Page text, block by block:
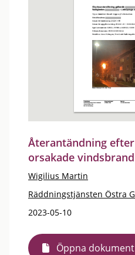
Återantändning
orsakade
Wigilius Martin
Räddningstjänsten Östra
2023-05-10
Öppna dokument